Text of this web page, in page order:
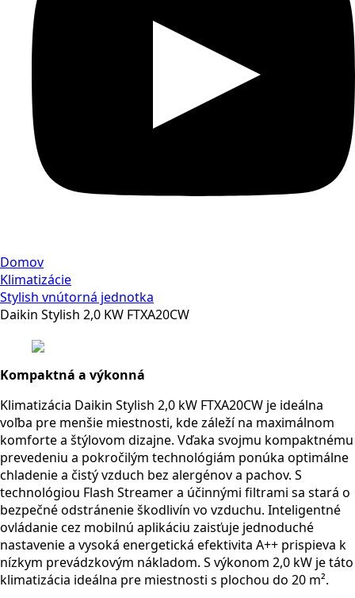
Domov
Klimatizácie
Stylish vnútorná jednotka
Daikin Stylish 2,0 KW FTXA20CW
Kompaktná a výkonná
Klimatizácia Daikin Stylish 2,0 kW FTXA20CW je ideálna
voľba pre menšie miestnosti, kde záleží na maximálnom
komforte a štýlovom dizajne. Vďaka svojmu kompaktnému
prevedeniu a pokročilým technológiám ponúka optimálne
chladenie a čistý vzduch bez alergénov a pachov. S
technológiou Flash Streamer a účinnými filtrami sa stará o
bezpečné odstránenie škodlivín vo vzduchu. Inteligentné
ovládanie cez mobilnú aplikáciu zaisťuje jednoduché
nastavenie a vysoká energetická efektivita A++ prispieva k
nízkym prevádzkovým nákladom. S výkonom 2,0 kW je táto
klimatizácia ideálna pre miestnosti s plochou do 20 m².